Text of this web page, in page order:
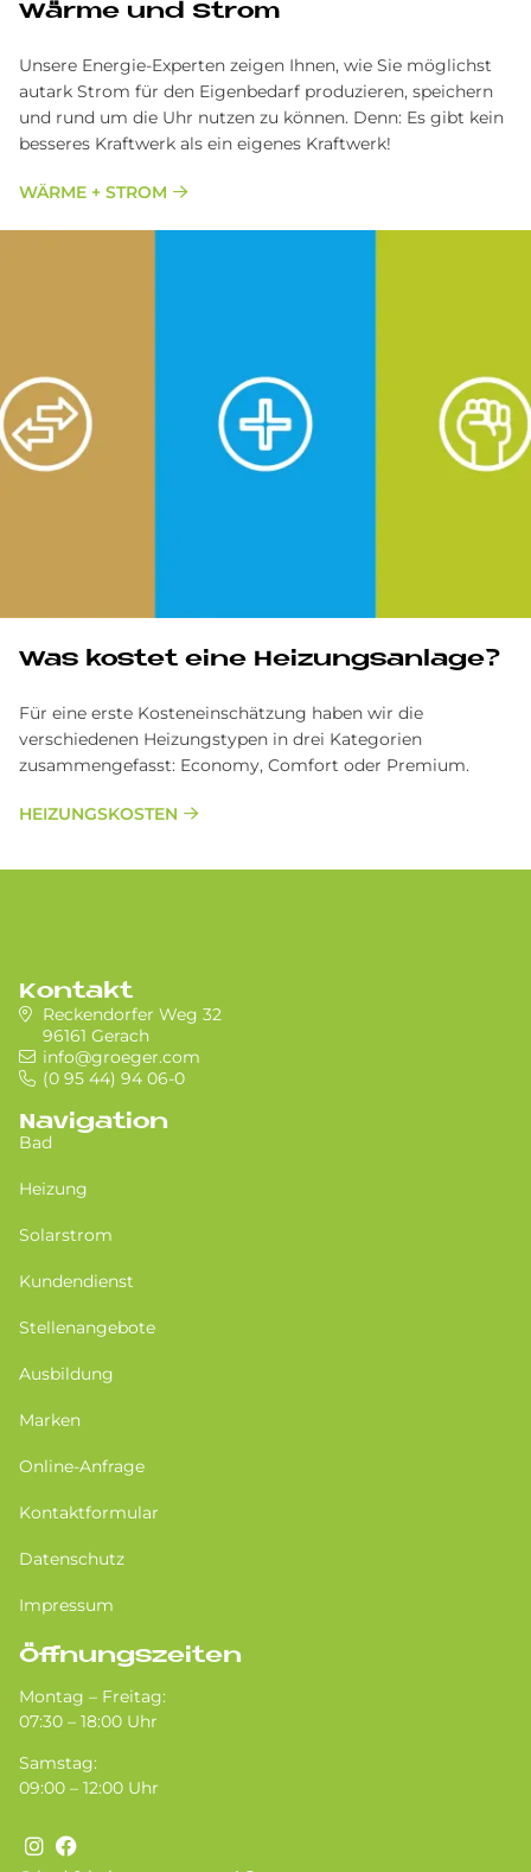
Wärme und Strom
Unsere Energie-Experten zeigen Ihnen, wie Sie möglichst
autark Strom für den Eigenbedarf produzieren, speichern
und rund um die Uhr nutzen zu können. Denn: Es gibt kein
besseres Kraftwerk als ein eigenes Kraftwerk!
WÄRME + STROM
Was kostet eine Heizungsanlage?
Für eine erste Kosteneinschätzung haben wir die
verschiedenen Heizungstypen in drei Kategorien
zusammengefasst: Economy, Comfort oder Premium.
HEIZUNGSKOSTEN
Kontakt
Reckendorfer Weg 32
96161 Gerach
info@groeger.com
(0 95 44) 94 06-0
Navigation
Bad
Heizung
Solarstrom
Kundendienst
Stellenangebote
Ausbildung
Marken
Online-Anfrage
Kontaktformular
Datenschutz
Impressum
Öffnungszeiten
Montag – Freitag:
07:30 – 18:00 Uhr
Samstag:
09:00 – 12:00 Uhr